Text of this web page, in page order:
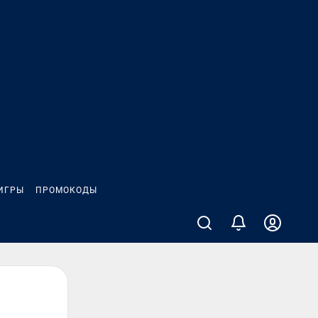
ПРОМОКОДЫ